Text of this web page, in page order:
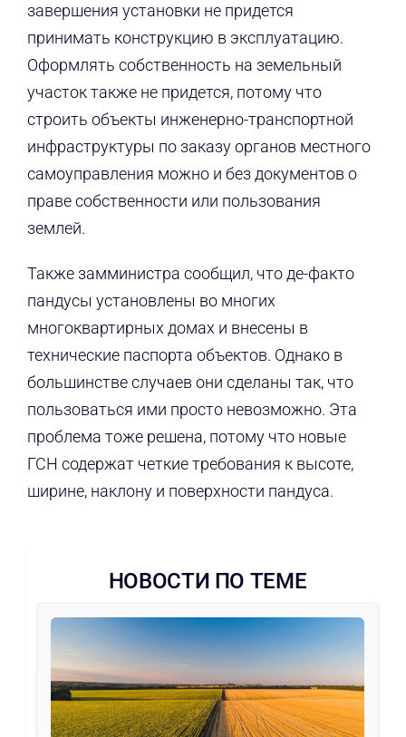
завершения установки не придется
принимать конструкцию в эксплуатацию.
Оформлять собственность на земельный
участок также не придется, потому что
строить объекты инженерно-транспортной
инфраструктуры по заказу органов местного
самоуправления можно и без документов о
праве собственности или пользования
землей.
Также замминистра сообщил, что де-факто
пандусы установлены во многих
многоквартирных домах и внесены в
технические паспорта объектов. Однако в
большинстве случаев они сделаны так, что
пользоваться ими просто невозможно. Эта
проблема тоже решена, потому что новые
ГСН содержат четкие требования к высоте,
ширине, наклону и поверхности пандуса.
НОВОСТИ ПО ТЕМЕ